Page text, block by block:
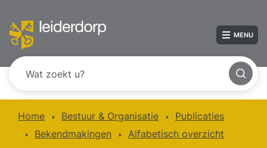
MENU
Home Bestuur & Organisatie
Publicaties
Bekendmakingen
Alfabetisch overzicht